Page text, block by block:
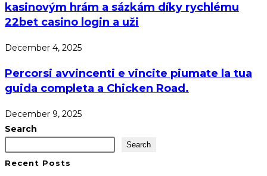
kasinovým hrám a sázkám díky rychlému
22bet casino login a uži
December 4, 2025
Percorsi avvincenti e vincite piumate la tua
guida completa a Chicken Road.
December 9, 2025
Search
Search
Recent Posts